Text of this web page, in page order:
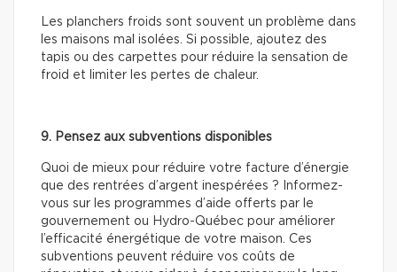
Les planchers froids sont souvent un problème dans
les maisons mal isolées. Si possible, ajoutez des
tapis ou des carpettes pour réduire la sensation de
froid et limiter les pertes de chaleur.
9. Pensez aux subventions disponibles
Quoi de mieux pour réduire votre facture d’énergie
que des rentrées d’argent inespérées ? Informez-
vous sur les programmes d’aide offerts par le
gouvernement ou Hydro-Québec pour améliorer
l’efficacité énergétique de votre maison. Ces
subventions peuvent réduire vos coûts de